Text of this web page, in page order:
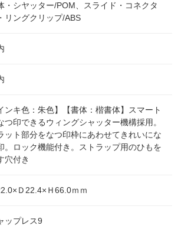
・シヤッター/POM、スライド・コネクタ
リングクリップ/ABS
ンキ色：朱色】【書体：楷書体】スマート
つ印できるウィングシャッター機構採用。
ット部分をなつ印枠にあわせてきれいにな
。ロック機能付き。ストラップ用のひもを
穴付き
Ｄ22.4×Ｈ66.0ｍｍ
ップレス9